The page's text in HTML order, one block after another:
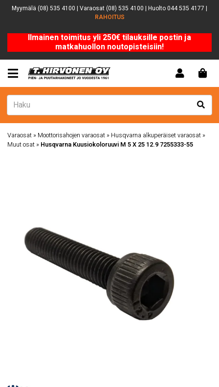
Myymälä (08) 535 4100 | Varaosat (08) 535 4100 | Huolto 044 535 4177 |
RAHOITUS
Ilmainen toimitus yli 250€ tilauksille postin ja
matkahuollon noutopisteisiin!
Varaosat » Moottorisahojen varaosat » Husqvarna alkuperäiset varaosat »
Muut osat » Husqvarna Kuusiokoloruuvi M 5 X 25 12.9 7255333-55